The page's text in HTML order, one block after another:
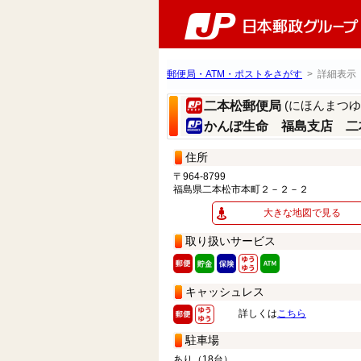
郵便局・ATM・ポストをさがす > 詳細表示
二本松郵便局 (にほんまつ
かんぽ生命 福島支店 二
住所
〒964-8799
福島県二本松市本町２－２－２
大きな地図で見る
取り扱いサービス
キャッシュレス
詳しくはこちら
駐車場